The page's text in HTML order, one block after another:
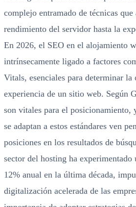
complejo entramado de técnicas que
rendimiento del servidor hasta la
En 2026, el SEO en el alojamiento
intrínsecamente ligado a factores
Vitals, esenciales para determinar la
experiencia de un sitio web. Según
son vitales para el posicionamiento,
se adaptan a estos estándares ven
posiciones en los resultados de
sector del hosting ha
12% anual en la última década,
digitalización acelerada de las